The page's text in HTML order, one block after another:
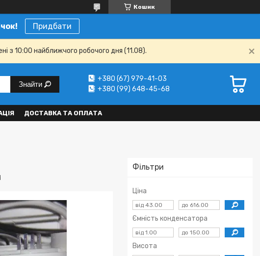
Кошик
Придбати
з 10:00 найближчого робочого дня (11.08).
Знайти
+380 (67) 979-41-03
+380 (99) 648-45-68
ДОСТАВКА ТА ОПЛАТА
Фільтри
Ціна
Ємність конденсатора
Висота